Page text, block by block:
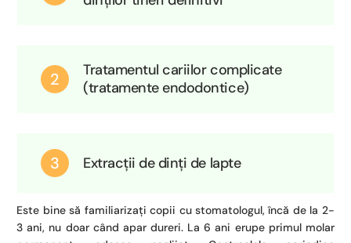
2
Tratamentul cariilor complicate
(tratamente endodontice)
3 Extracții de dinți de lapte
Este bine să familiarizați copii cu stomatologul, încă de la 2-
3 ani, nu doar când apar dureri. La 6 ani erupe primul molar